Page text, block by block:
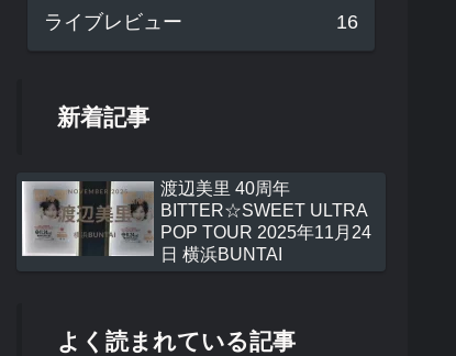
ライブレビュー 16
新着記事
渡辺美里 40周年
BITTER☆SWEET ULTRA
POP TOUR 2025年11月24
日 横浜BUNTAI
よく読まれている記事